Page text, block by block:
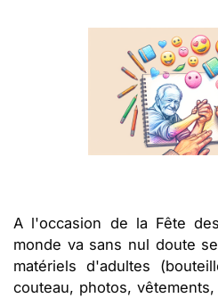
A l'occasion de la Fête
monde va sans nul doute
matériels d'adultes
couteau, photos,